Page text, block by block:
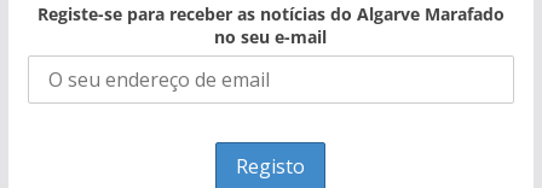
Registe-se para receber as notícias do Algarve Marafado
no seu e-mail